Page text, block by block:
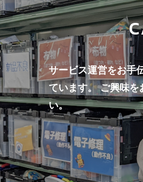
サービス運営をお手
ています。 ご興味を
い。